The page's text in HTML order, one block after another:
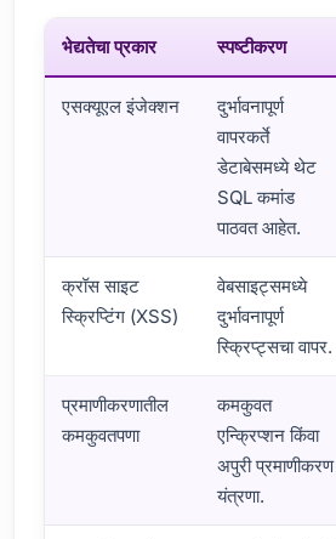
भेद्यतेचा प्रकार स्पष्टीकरण
एसक्यूएल इंजेक्शन
दुर्भावनापूर्ण
वापरकर्ते
डेटाबेसमध्ये थेट
SQL कमांड
पाठवत आहेत.
क्रॉस साइट
स्क्रिप्टिंग (XSS)
वेबसाइट्समध्ये
दुर्भावनापूर्ण
स्क्रिप्ट्सचा वापर.
प्रमाणीकरणातील
कमकुवतपणा
कमकुवत
एन्क्रिप्शन किंवा
अपुरी प्रमाणीकरण
यंत्रणा.